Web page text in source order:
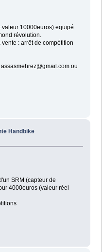
10000euros) equipé
révolution.
: arrêt de compétition
ou
Handbike
SRM (capteur de
4000euros (valeur réel